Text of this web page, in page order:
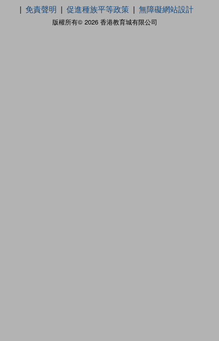
版權所有© 2026 香港教育城有限公司
免責聲明
促進種族平等政策 無障礙網站設計